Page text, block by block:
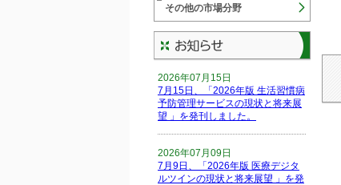
その他の市場分野
2026年07月15日
7月15日、「2026年版 生活習慣病
予防管理サービスの現状と将来展
望 」を発刊しました。
2026年07月09日
7月9日、「2026年版 医療デジタ
ルツインの現状と将来展望 」を発